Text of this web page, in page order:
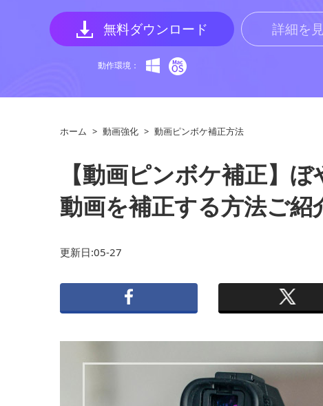
無料ダウンロード
動作環境：
詳細を
ホーム > 動画強化 > 動画ピンボケ補正方法
【動画ピンボケ補正】
動画を補正する方法ご紹
更新日:05-27